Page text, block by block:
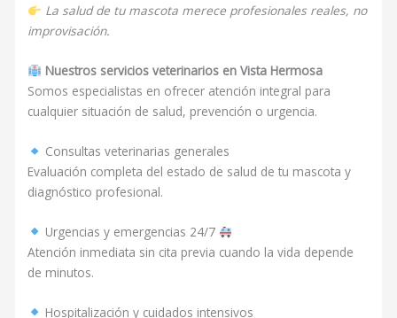
La salud de tu mascota merece profesionales reales, no
improvisación.
Nuestros servicios veterinarios en Vista Hermosa
Somos especialistas en ofrecer atención integral para
cualquier situación de salud, prevención o urgencia.
Consultas veterinarias generales
Evaluación completa del estado de salud de tu mascota y
diagnóstico profesional.
Urgencias y emergencias 24/7
Atención inmediata sin cita previa cuando la vida depende
de minutos.
Hospitalización y cuidados intensivos